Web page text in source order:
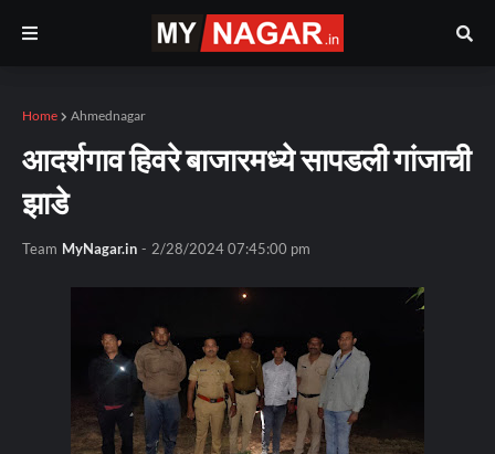
Home Ahmednagar
आदर्शगाव हिवरे बाजारमध्ये सापडली गांजाची
झाडे
Team MyNagar.in - 2/28/2024 07:45:00 pm